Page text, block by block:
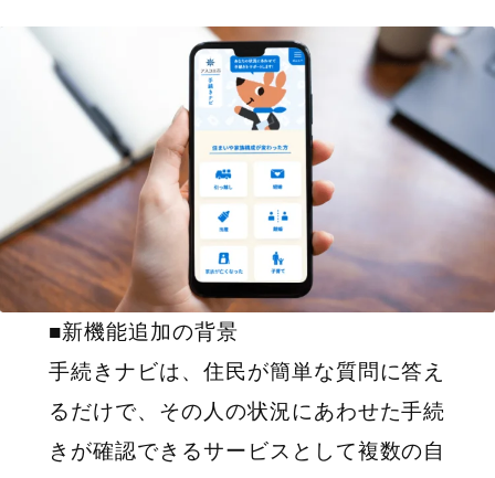
■新機能追加の背景
手続きナビは、住民が簡単な質問に答え
るだけで、その人の状況にあわせた手続
きが確認できるサービスとして複数の自